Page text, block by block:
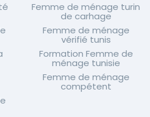
Femme de ménage turin
de carhage
Femme de ménage
vérifié tunis
Formation Femme de
ménage tunisie
Femme de ménage
compétent